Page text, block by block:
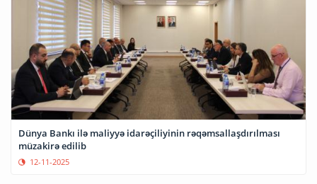
Dünya Bankı ilə maliyyə idarəçiliyinin rəqəmsallaşdırılması
müzakirə edilib
12-11-2025